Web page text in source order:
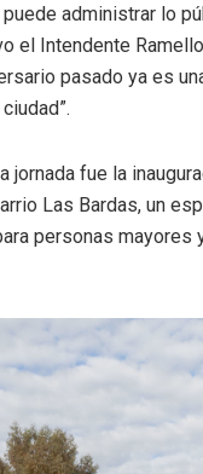
administrar lo
Intendente
pasado ya es
fue la
Las Bardas, un
personas mayores